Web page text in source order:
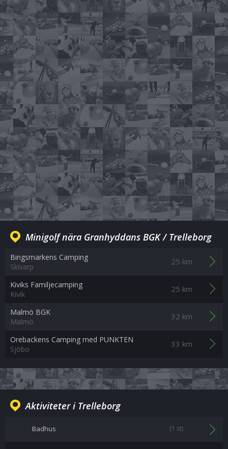
Minigolf nära Granhyddans BGK / Trelleborg
Bingsmarkens Camping
Skivarp
25 km
Kiviks Familjecamping
Kivik
25 km
Malmö BGK
Malmö
32 km
Orebackens Camping med PUNKTEN
Sjöbo
33 km
Aktiviteter i Trelleborg
Badhus (1 st)